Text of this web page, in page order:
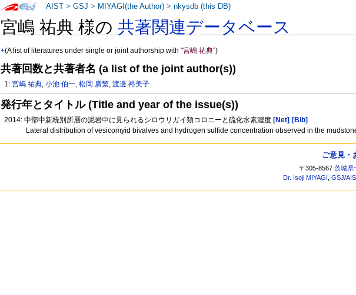
宮嶋 祐典 様の共著関連データベース
+(A list of literatures under single or joint authorship with"宮嶋 祐典")
共著回数と共著者名 (a list of the joint author(s))
1:宮嶋 祐典,小池 伯一,松岡 廣繁,渡邊 裕美子
発行年とタイトル (Title and year of the issue(s))
2014: 中部中新統別所層の泥岩中に見られるシロウリガイ類コロニーと硫化水素濃度 [Net] [Bib]
Lateral distribution of vesicomyid bivalves and hydrogen sulfide concentration observed in the
AIST >GSJ > MIYAGI(the Author) >nkysdb (this DB)
ご意見・
〒305-8567茨城県
Dr. Isoji MIYAGI ,GSJ/